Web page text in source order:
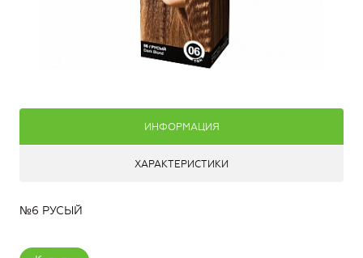
ИНФОРМАЦИЯ
ХАРАКТЕРИСТИКИ
№6 РУСЫЙ